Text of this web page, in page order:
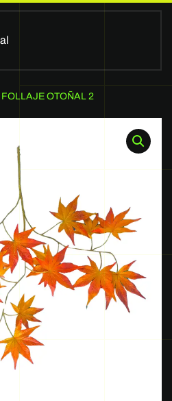
FOLLAJE OTOÑAL 2